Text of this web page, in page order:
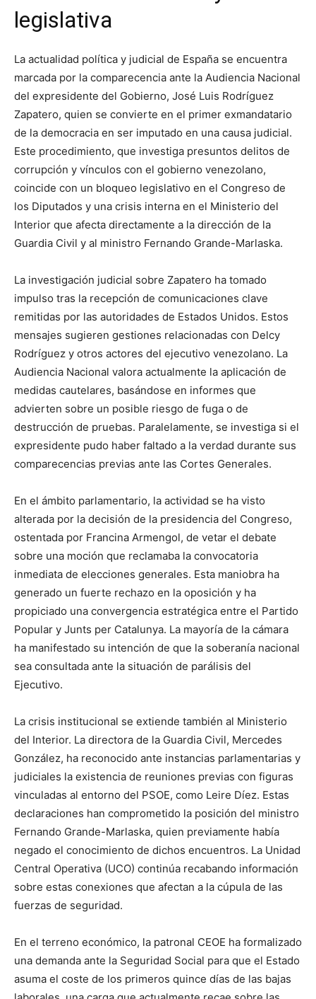
legislativa
La actualidad política y judicial de España se encuentra
marcada por la comparecencia ante la Audiencia Nacional
del expresidente del Gobierno, José Luis Rodríguez
Zapatero, quien se convierte en el primer exmandatario
de la democracia en ser imputado en una causa judicial.
Este procedimiento, que investiga presuntos delitos de
corrupción y vínculos con el gobierno venezolano,
coincide con un bloqueo legislativo en el Congreso de
los Diputados y una crisis interna en el Ministerio del
Interior que afecta directamente a la dirección de la
Guardia Civil y al ministro Fernando Grande-Marlaska.
La investigación judicial sobre Zapatero ha tomado
impulso tras la recepción de comunicaciones clave
remitidas por las autoridades de Estados Unidos. Estos
mensajes sugieren gestiones relacionadas con Delcy
Rodríguez y otros actores del ejecutivo venezolano. La
Audiencia Nacional valora actualmente la aplicación de
medidas cautelares, basándose en informes que
advierten sobre un posible riesgo de fuga o de
destrucción de pruebas. Paralelamente, se investiga si el
expresidente pudo haber faltado a la verdad durante sus
comparecencias previas ante las Cortes Generales.
En el ámbito parlamentario, la actividad se ha visto
alterada por la decisión de la presidencia del Congreso,
ostentada por Francina Armengol, de vetar el debate
sobre una moción que reclamaba la convocatoria
inmediata de elecciones generales. Esta maniobra ha
generado un fuerte rechazo en la oposición y ha
propiciado una convergencia estratégica entre el Partido
Popular y Junts per Catalunya. La mayoría de la cámara
ha manifestado su intención de que la soberanía nacional
sea consultada ante la situación de parálisis del
Ejecutivo.
La crisis institucional se extiende también al Ministerio
del Interior. La directora de la Guardia Civil, Mercedes
González, ha reconocido ante instancias parlamentarias y
judiciales la existencia de reuniones previas con figuras
vinculadas al entorno del PSOE, como Leire Díez. Estas
declaraciones han comprometido la posición del ministro
Fernando Grande-Marlaska, quien previamente había
negado el conocimiento de dichos encuentros. La Unidad
Central Operativa (UCO) continúa recabando información
sobre estas conexiones que afectan a la cúpula de las
fuerzas de seguridad.
En el terreno económico, la patronal CEOE ha formalizado
una demanda ante la Seguridad Social para que el Estado
asuma el coste de los primeros quince días de las bajas